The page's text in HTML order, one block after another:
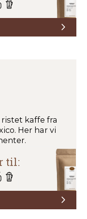
kr.
kaffe fra
Her har vi
til:
kr.